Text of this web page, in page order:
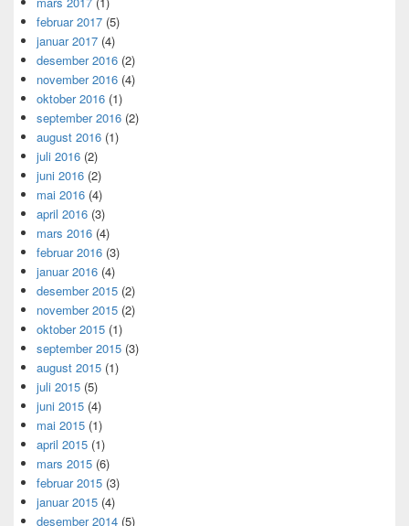
februar 2017 (5)
januar 2017 (4)
desember 2016 (2)
november 2016 (4)
oktober 2016 (1)
september 2016 (2)
august 2016 (1)
juli 2016 (2)
juni 2016 (2)
mai 2016 (4)
april 2016 (3)
mars 2016 (4)
februar 2016 (3)
januar 2016 (4)
desember 2015 (2)
november 2015 (2)
oktober 2015 (1)
september 2015 (3)
august 2015 (1)
juli 2015 (5)
juni 2015 (4)
mai 2015 (1)
april 2015 (1)
mars 2015 (6)
februar 2015 (3)
januar 2015 (4)
desember 2014 (5)